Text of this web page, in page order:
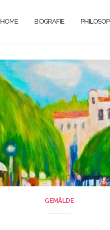
HOME BIOGRAFIE
GEMÄLDE